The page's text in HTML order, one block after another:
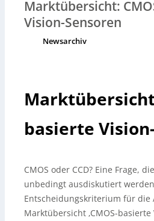
Marktübersicht:
Vision-Sensoren
Newsarchiv
basierte
CMOS oder CCD? Eine Frage,
unbedingt ausdiskutiert
Entscheidungskriterium für die
Marktübersicht ‚CMOS-basierte